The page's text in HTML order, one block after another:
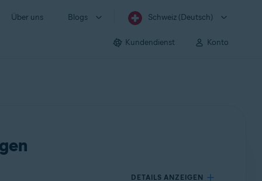
Über uns Blogs Schweiz (Deutsch)
Kundendienst Konto
DETAILS ANZEIGEN